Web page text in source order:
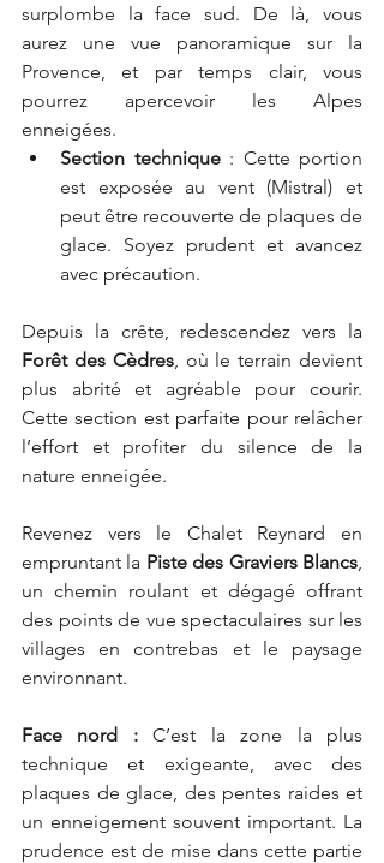
surplombe la face sud. De là, vous
aurez une vue panoramique sur la
Provence, et par temps clair, vous
pourrez apercevoir les Alpes
enneigées.
Section technique : Cette portion
est exposée au vent (Mistral) et
peut être recouverte de plaques de
glace. Soyez prudent et avancez
avec précaution.
Forêt des Cèdres, où le terrain devient
plus abrité et agréable pour courir.
Cette section est parfaite pour relâcher
l’effort et profiter du silence de la
nature enneigée.
Revenez vers le Chalet Reynard en
empruntant la Piste des Graviers Blancs
un chemin roulant et dégagé offrant
des points de vue spectaculaires sur les
villages en contrebas et le paysage
environnant.
Face nord : C’est la zone la plus
technique et exigeante, avec des
plaques de glace, des pentes raides et
un enneigement souvent important. La
prudence est de mise dans cette partie